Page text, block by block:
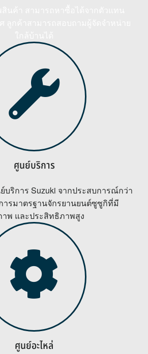
ศูนย์บริการ
บริการ Suzuki จากประสบการณ์กว่า
ารมาตรฐานจักรยานยนต์ซูซูกิที่มี
พ และประสิทธิภาพสูง
ศูนย์อะไหล่